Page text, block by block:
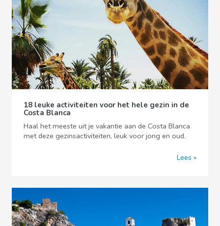
18 leuke activiteiten voor het hele gezin in de
Costa Blanca
Haal het meeste uit je vakantie aan de Costa Blanca
met deze gezinsactiviteiten, leuk voor jong en oud.
Lees